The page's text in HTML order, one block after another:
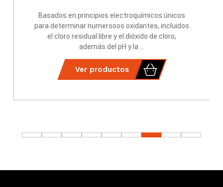
Basados ​​en principios
para determinar numerosos
el cloro residual libre y el
únicos
oxidantes, incluidos
dióxido de cloro,